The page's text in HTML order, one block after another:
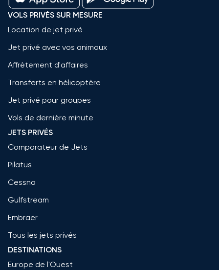
VOLS PRIVÉS SUR MESURE
Location de jet privé
Jet privé avec vos animaux
Affrètement d'affaires
Transferts en hélicoptère
Jet privé pour groupes
Vols de dernière minute
JETS PRIVÉS
Comparateur de Jets
Pilatus
Cessna
Gulfstream
Embraer
Tous les jets privés
DESTINATIONS
Europe de l'Ouest